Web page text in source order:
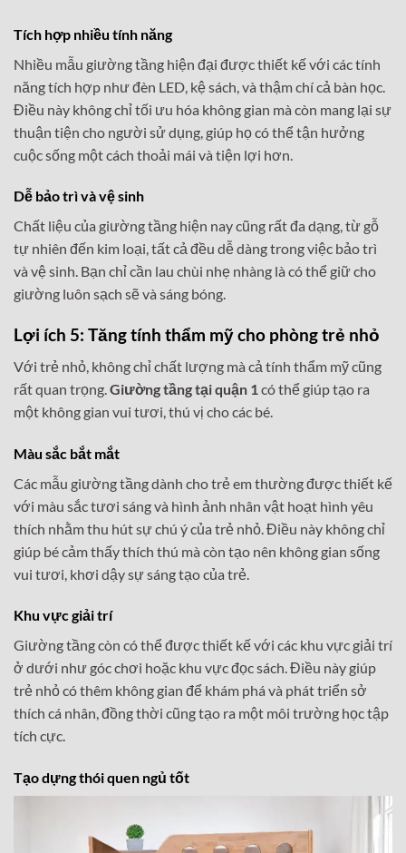
Tích hợp nhiều tính năng
Nhiều mẫu giường tầng hiện đại được thiết kế với các tính
năng tích hợp như đèn LED, kệ sách, và thậm chí cả bàn học.
Điều này không chỉ tối ưu hóa không gian mà còn mang lại sự
thuận tiện cho người sử dụng, giúp họ có thể tận hưởng
cuộc sống một cách thoải mái và tiện lợi hơn.
Dễ bảo trì và vệ sinh
Chất liệu của giường tầng hiện nay cũng rất đa dạng, từ gỗ
tự nhiên đến kim loại, tất cả đều dễ dàng trong việc bảo trì
và vệ sinh. Bạn chỉ cần lau chùi nhẹ nhàng là có thể giữ cho
giường luôn sạch sẽ và sáng bóng.
Lợi ích 5: Tăng tính thẩm mỹ cho phòng trẻ nhỏ
Với trẻ nhỏ, không chỉ chất lượng mà cả tính thẩm mỹ cũng
rất quan trọng. Giường tầng tại quận 1 có thể giúp tạo ra
một không gian vui tươi, thú vị cho các bé.
Màu sắc bắt mắt
Các mẫu giường tầng dành cho trẻ em thường được thiết kế
với màu sắc tươi sáng và hình ảnh nhân vật hoạt hình yêu
thích nhằm thu hút sự chú ý của trẻ nhỏ. Điều này không chỉ
giúp bé cảm thấy thích thú mà còn tạo nên không gian sống
vui tươi, khơi dậy sự sáng tạo của trẻ.
Khu vực giải trí
Giường tầng còn có thể được thiết kế với các khu vực giải trí
ở dưới như góc chơi hoặc khu vực đọc sách. Điều này giúp
trẻ nhỏ có thêm không gian để khám phá và phát triển sở
thích cá nhân, đồng thời cũng tạo ra một môi trường học tập
tích cực.
Tạo dựng thói quen ngủ tốt